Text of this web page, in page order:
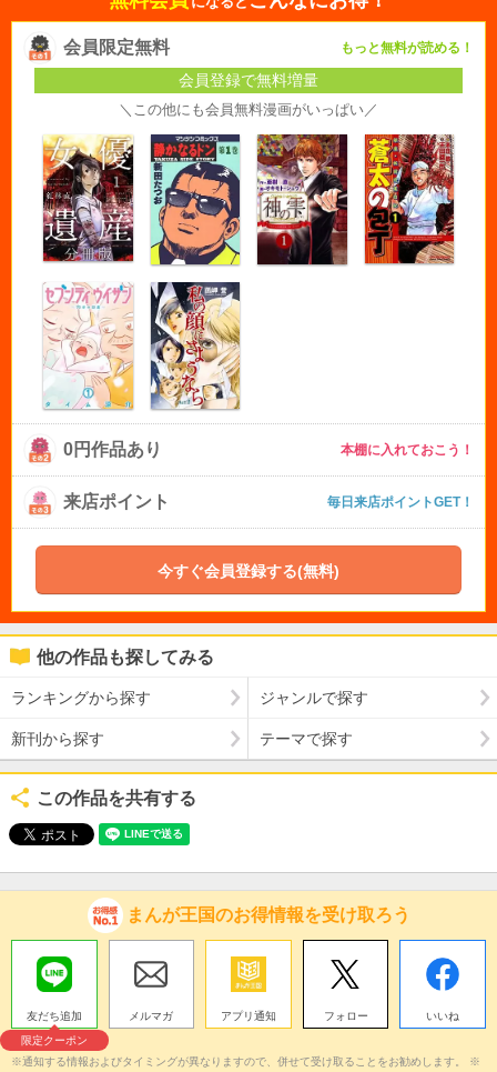
会員限定無料 もっと無料が読める！
会員登録で無料増量
＼この他にも会員無料漫画がいっぱい／
0円作品あり 本棚に入れておこう！
来店ポイント 毎日来店ポイントGET！
今すぐ会員登録する(無料)
他の作品も探してみる
ランキングから探す ジャンルで探す
新刊から探す テーマで探す
この作品を共有する
まんが王国のお得情報を受け取ろう
友だち追加
限定クーポン
メルマガ アプリ通知 フォロー いいね
※通知する情報およびタイミングが異なりますので、併せて受け取ることをお勧めします。 ※